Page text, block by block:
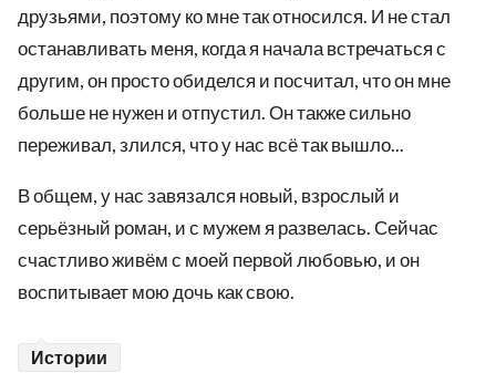
друзьями, поэтому ко мне так относился. И не стал
останавливать меня, когда я начала встречаться с
другим, он просто обиделся и посчитал, что он мне
больше не нужен и отпустил. Он также сильно
переживал, злился, что у нас всё так вышло...
В общем, у нас завязался новый, взрослый и
серьёзный роман, и с мужем я развелась. Сейчас
счастливо живём с моей первой любовью, и он
воспитывает мою дочь как свою.
Истории